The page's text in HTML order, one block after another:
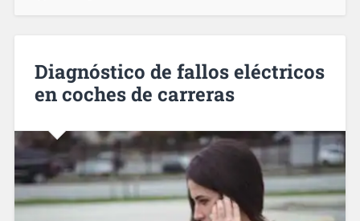
Diagnóstico de fallos eléctricos
en coches de carreras